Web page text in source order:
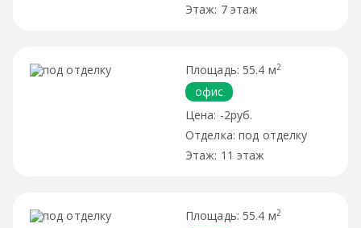
7 этаж
55.4 м2
офис
-2руб.
под отделку
11 этаж
55.4 м2